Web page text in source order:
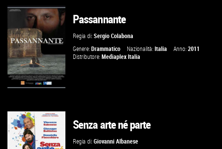
VAI ALLA SCHEDA
VAI ALLA SCHEDA
Passannante
Regia di:Sergio Colabona
Genere:Drammatico Nazionalità:Italia Anno:2011
Distributore:Mediaplex Italia
Senza arte né parte
Regia di:Giovanni Albanese